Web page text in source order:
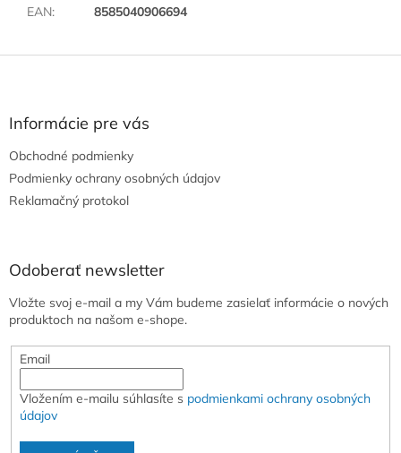
EAN: 8585040906694
Informácie pre vás
Obchodné podmienky
Podmienky ochrany osobných údajov
Reklamačný protokol
Odoberať newsletter
Vložte svoj e-mail a my Vám budeme zasielať informácie o nových
produktoch na našom e-shope.
Email
Vložením e-mailu súhlasíte s podmienkami ochrany osobných
údajov